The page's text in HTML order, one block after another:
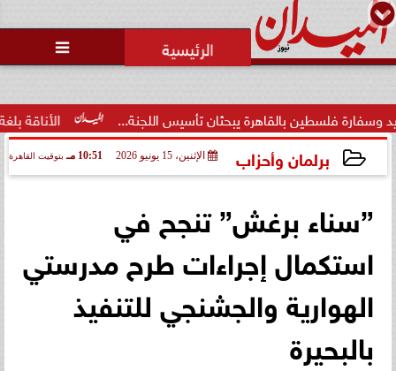

الأناقة بلغة عصرية.. بالقاهرة يبحثان تأسيس اللجنة...
برلمان وأحزاب الإثنين، 15 يونيو 2026 10:51 مـ بتوقيت القاهرة
”سناء برغش” تنجح في
استكمال إجراءات طرح مدرستي
الهوارية والجشنجي للتنفيذ
بالبحيرة